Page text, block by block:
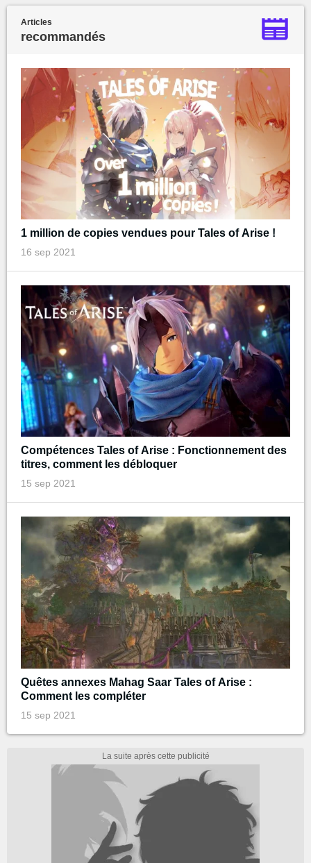
Articles
recommandés
1 million de copies vendues pour Tales of Arise !
16 sep 2021
Compétences Tales of Arise : Fonctionnement des
titres, comment les débloquer
15 sep 2021
Quêtes annexes Mahag Saar Tales of Arise :
Comment les compléter
15 sep 2021